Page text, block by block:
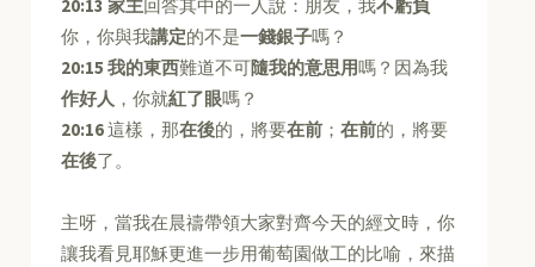
20:13 家主回答其中的一人說：朋友，我不虧負
你，你與我講定的不是一錢銀子嗎？
20:15 我的東西難道不可隨我的意思用嗎？因為我
作好人 ，你就紅了眼嗎？
20:16這樣，那在後的，將要在前 ；在前的，將要
在後了。
主呀，當我在晨禱帶領大家對齊今天的經文時，你
讓我看見耶穌更進一步用葡萄園做工的比喻，來描